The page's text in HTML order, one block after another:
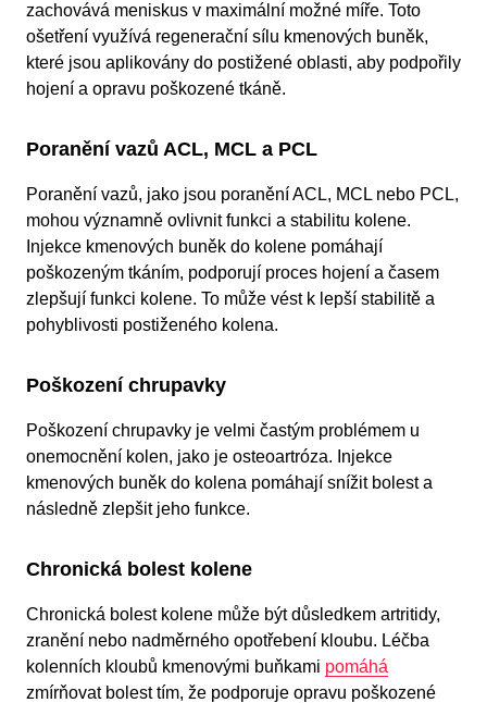
zachovává meniskus v maximální možné míře. Toto
ošetření využívá regenerační sílu kmenových buněk,
které jsou aplikovány do postižené oblasti, aby podpořily
hojení a opravu poškozené tkáně.
Poranění vazů ACL, MCL a PCL
Poranění vazů, jako jsou poranění ACL, MCL nebo PCL,
mohou významně ovlivnit funkci a stabilitu kolene.
Injekce kmenových buněk do kolene pomáhají
poškozeným tkáním, podporují proces hojení a časem
zlepšují funkci kolene. To může vést k lepší stabilitě a
pohyblivosti postiženého kolena.
Poškození chrupavky
Poškození chrupavky je velmi častým problémem u
onemocnění kolen, jako je osteoartróza. Injekce
kmenových buněk do kolena pomáhají snížit bolest a
následně zlepšit jeho funkce.
Chronická bolest kolene
Chronická bolest kolene může být důsledkem artritidy,
zranění nebo nadměrného opotřebení kloubu. Léčba
kolenních kloubů kmenovými buňkami pomáhá
zmírňovat bolest tím, že podporuje opravu poškozené